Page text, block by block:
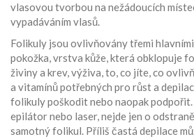
vlasovou tvorbou na nežádoucích
vypadáváním vlasů.
Folikuly jsou ovlivňovány třemi
pokožka,vrstva kůže, která obklopuje
živiny a krev,výživa,to, co jíte, co
a vitamínů potřebných pro růsta
folikuly poškodit nebo naopak podpořit
epilátor nebo laser, nejde jen o
samotný folikul. Příliš častá depilace